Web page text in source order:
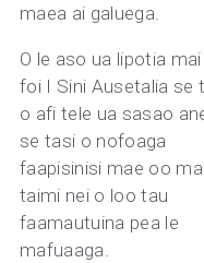
maea ai galuega.
O le aso ua lipotia mai
foi I Sini Ausetalia se
o afi tele ua sasao
se tasi o nofoaga
faapisinisi mae oo
taimi nei o loo tau
faamautuina pea le
mafuaaga.